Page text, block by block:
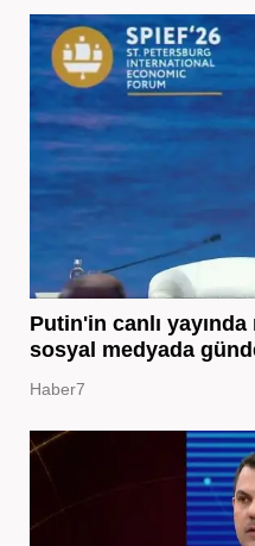
Putin'in canlı
sosyal medyada
Haber7